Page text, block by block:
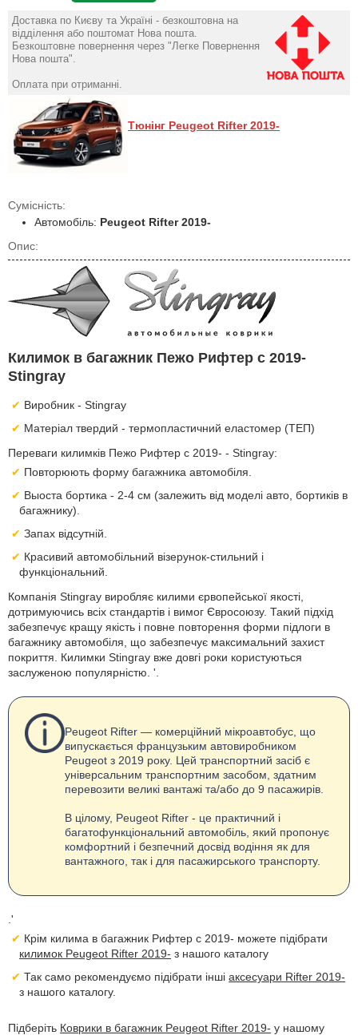
Доставка по Києву та Україні - безкоштовна на
відділення або поштомат Нова пошта.
Безкоштовне повернення через "Легке Повернення
Нова пошта".
Оплата при отриманні.
Тюнінг Peugeot Rifter 2019-
Сумісність:
Автомобіль: Peugeot Rifter 2019-
Опис:
Килимок в багажник Пежо Рифтер с 2019-
Stingray
Виробник - Stingray
Матеріал твердий - термопластичний еластомер (ТЕП)
Переваги килимків Пежо Рифтер с 2019- - Stingray:
Повторюють форму багажника автомобіля.
Выоста бортика - 2-4 см (залежить від моделі авто, бортиків в
багажнику).
Запах відсутній.
Красивий автомобільний візерунок-стильний і
функціональний.
Компанія Stingray виробляє килими єрвопейської якості,
дотримуючись всіх стандартів і вимог Євросоюзу. Такий підхід
забезпечує кращу якість і повне повторення форми підлоги в
багажнику автомобіля, що забезпечує максимальний захист
покриття. Килимки Stingray вже довгі роки користуються
заслуженою популярністю. '.
Peugeot Rifter — комерційний мікроавтобус, що
випускається французьким автовиробником
Peugeot з 2019 року. Цей транспортний засіб є
універсальним транспортним засобом, здатним
перевозити великі вантажі та/або до 9 пасажирів.
В цілому, Peugeot Rifter - це практичний і
багатофункціональний автомобіль, який пропонує
комфортний і безпечний досвід водіння як для
вантажного, так і для пасажирського транспорту.
.'
Крім килима в багажник Рифтер с 2019- можете підібрати
килимок Peugeot Rifter 2019- з нашого каталогу
Так само рекомендуємо підібрати іншіаксесуари Rifter 2019-
з нашого каталогу.
Підберіть Коврики в багажник Peugeot Rifter 2019- у нашому